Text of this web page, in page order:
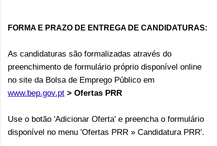
FORMA E PRAZO DE ENTREGA DE CANDIDATURAS:
As candidaturas são formalizadas através do
preenchimento de formulário próprio disponível online
no site da Bolsa de Emprego Público em
www.bep.gov.pt > Ofertas PRR
Use o botão 'Adicionar Oferta' e preencha o formulário
disponível no menu 'Ofertas PRR » Candidatura PRR'.